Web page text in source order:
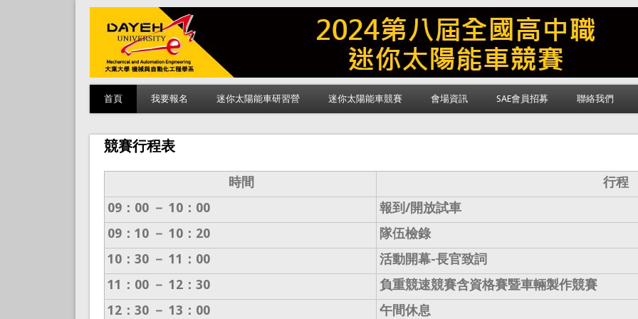
首頁 我要報名 迷你太陽能車研習營 迷你太陽能車競賽 會場資訊 SAE會員招募 聯絡我們
競賽行程表
時間
行程
09：00 － 10：00
報到/開放試車
09：10 － 10：20
隊伍檢錄
10：30 － 11：00
活動開幕-長官致詞
11：00 － 12：30
負重競速競賽含資格賽暨車輛製作競賽
12：30 － 13：00
午間休息